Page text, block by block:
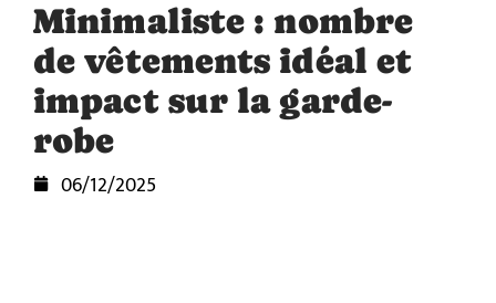
Minimaliste : nombre
de vêtements idéal et
impact sur la garde-
robe
06/12/2025